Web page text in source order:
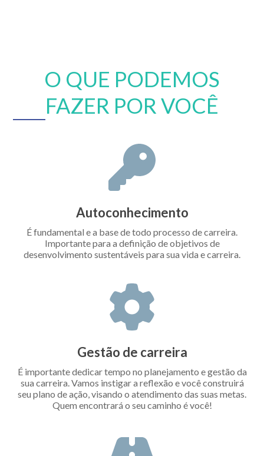
O QUE PODEMOS
FAZER POR VOCÊ
Autoconhecimento
É fundamental e a base de todo processo de carreira.
Importante para a definição de objetivos de
desenvolvimento sustentáveis para sua vida e carreira.
Gestão de carreira
É importante dedicar tempo no planejamento e gestão da
sua carreira. Vamos instigar a reflexão e você construirá
seu plano de ação, visando o atendimento das suas metas.
Quem encontrará o seu caminho é você!